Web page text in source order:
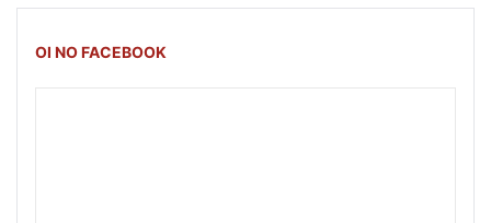
OI NO FACEBOOK